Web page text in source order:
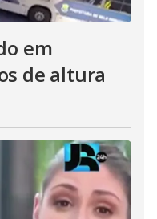
em
de altura